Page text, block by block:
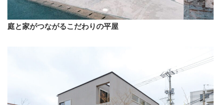
庭と家がつながるこだわりの平屋